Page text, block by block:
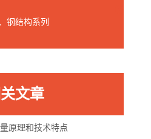
钢结构系列
文章
原理和技术特点